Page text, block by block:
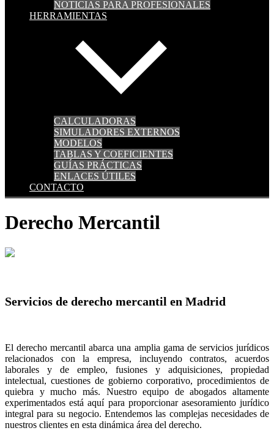
NOTICIAS PARA PROFESIONALES
HERRAMIENTAS
CALCULADORAS
SIMULADORES EXTERNOS
MODELOS
TABLAS Y COEFICIENTES
GUÍAS PRÁCTICAS
ENLACES ÚTILES
CONTACTO
Derecho Mercantil
Servicios de derecho mercantil en Madrid
El derecho mercantil abarca una amplia gama de servicios jurídicos
relacionados con la empresa, incluyendo contratos, acuerdos
laborales y de empleo, fusiones y adquisiciones, propiedad
intelectual, cuestiones de gobierno corporativo, procedimientos de
quiebra y mucho más. Nuestro equipo de abogados altamente
experimentados está aquí para proporcionar asesoramiento jurídico
integral para su negocio. Entendemos las complejas necesidades de
nuestros clientes en esta dinámica área del derecho.